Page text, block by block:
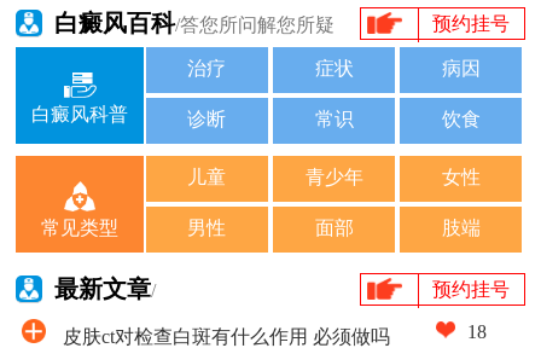
白癜风百科/答您所问解您所疑 预约挂号
白癜风科普
治疗 症状 病因
诊断 常识 饮食
常见类型
儿童 青少年 女性
男性 面部 肢端
最新文章/ 预约挂号
皮肤ct对检查白斑有什么作用 必须做吗 18